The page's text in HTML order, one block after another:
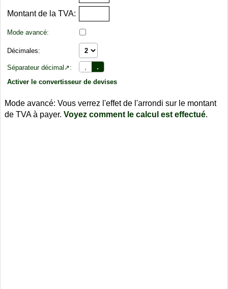
Montant de la TVA:
Mode avancé:
Décimales:
Séparateur décimal↗: .
Activer le convertisseur de devises
Mode avancé: Vous verrez l'effet de l'arrondi sur le montant
de TVA à payer. Voyez comment le calcul est effectué.